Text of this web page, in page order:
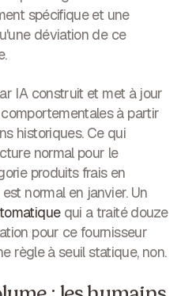
spécifique et une
déviation de ce
IAconstruit et met à jour
à partir
historiques. Ce qui
normal pour le
produits frais en
normal en janvier. Un
qui a traité douze
pour ce fournisseur
règle à seuil statique, non.